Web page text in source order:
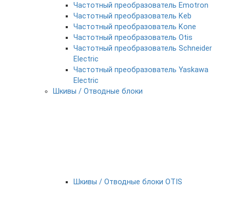
Частотный преобразователь Emotron
Частотный преобразователь Keb
Частотный преобразователь Kone
Частотный преобразователь Otis
Частотный преобразователь Schneider
Electric
Частотный преобразователь Yaskawa
Electric
Шкивы / Отводные блоки
Шкивы / Отводные блоки OTIS